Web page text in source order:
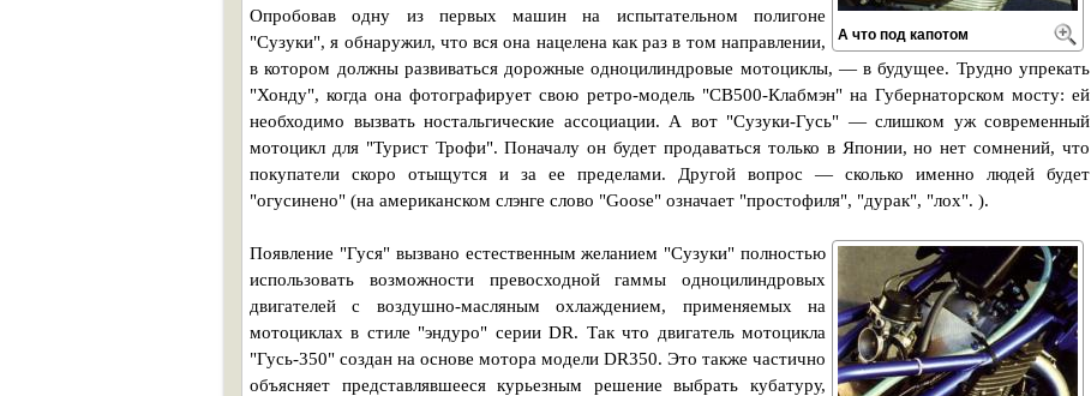
А что под капотом
Опробовав одну из первых машин на испытательном полигоне
"Сузуки", я обнаружил, что вся она нацелена как раз в том направлении,
в котором должны развиваться дорожные одноцилиндровые мотоциклы, — в будущее. Трудно упрекать
"Хонду", когда она фотографирует свою ретро-модель "СВ500-Клабмэн" на Губернаторском мосту: ей
необходимо вызвать ностальгические ассоциации. А вот "Сузуки-Гусь" — слишком уж современный
мотоцикл для "Турист Трофи". Поначалу он будет продаваться только в Японии, но нет сомнений, что
покупатели скоро отыщутся и за ее пределами. Другой вопрос — сколько именно людей будет
"огусинено" (на американском слэнге слово "Goose" означает "простофиля", "дурак", "лох". ).
Появление "Гуся" вызвано естественным желанием "Сузуки" полностью
использовать возможности превосходной гаммы одноцилиндровых
двигателей с воздушно-масляным охлаждением, применяемых на
мотоциклах в стиле "эндуро" серии DR. Так что двигатель мотоцикла
"Гусь-350" создан на основе мотора модели DR350. Это также частично
объясняет представлявшееся курьезным решение выбрать кубатуру,